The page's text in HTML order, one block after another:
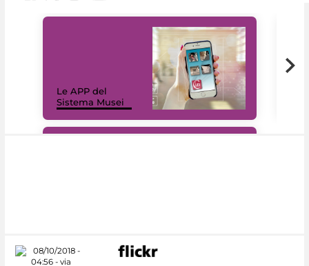
Le APP del
Sistema Musei